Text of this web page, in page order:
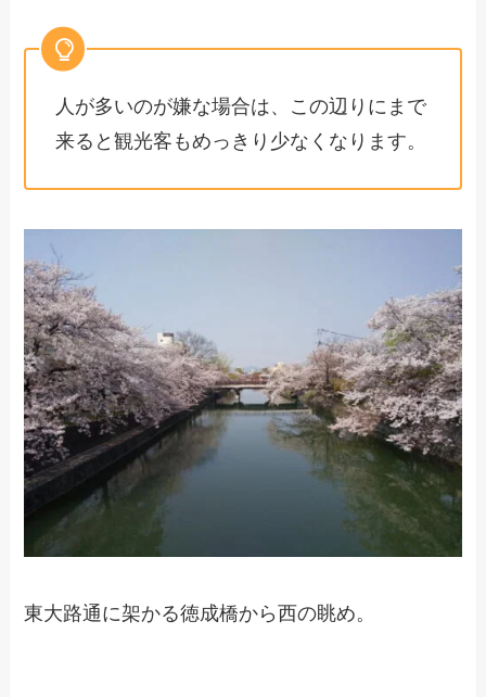
人が多いのが嫌な場合は、この辺りにまで
来ると観光客もめっきり少なくなります。
東大路通に架かる徳成橋から西の眺め。